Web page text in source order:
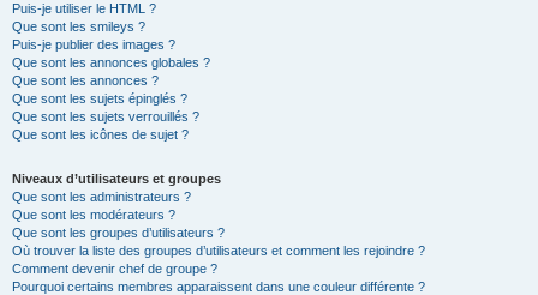
Puis-je utiliser le HTML ?
Que sont les smileys ?
Puis-je publier des images ?
Que sont les annonces globales ?
Que sont les annonces ?
Que sont les sujets épinglés ?
Que sont les sujets verrouillés ?
Que sont les icônes de sujet ?
Niveaux d’utilisateurs et groupes
Que sont les administrateurs ?
Que sont les modérateurs ?
Que sont les groupes d’utilisateurs ?
Où trouver la liste des groupes d’utilisateurs et comment les rejoindre ?
Comment devenir chef de groupe ?
Pourquoi certains membres apparaissent dans une couleur différente ?